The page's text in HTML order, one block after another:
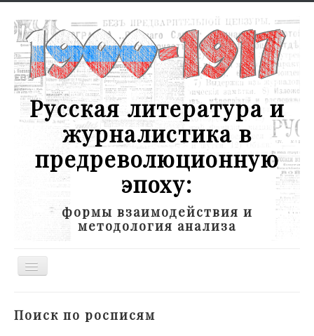
Русская литература и
журналистика в
предреволюционную
эпоху:
формы взаимодействия и
методология анализа
Toggle
Поиск по росписям